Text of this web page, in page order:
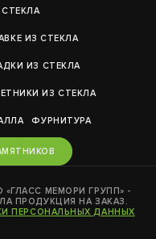
ИЗ СТЕКЛА
ИЗ СТЕКЛА
ИЗ СТЕКЛА
ФУРНИТУРА
МЕМОРИ ГРУПП» -
ПРОДУКЦИЯ НА ЗАКАЗ.
ПЕРСОНАЛЬНЫХ ДАННЫХ